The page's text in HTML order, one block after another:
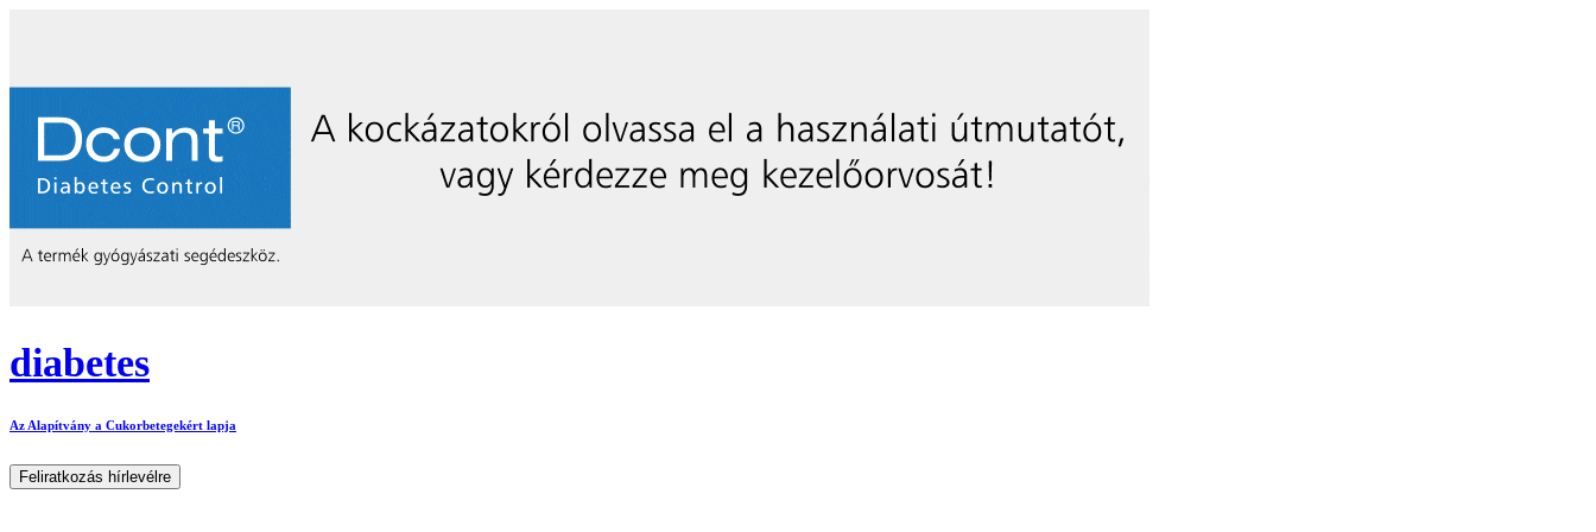
diabetes
Az Alapítvány a Cukorbetegekért lapja